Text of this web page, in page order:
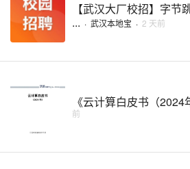
【武汉大厂校招】字
... · 武汉本地宝 · 2 天前
《云计算白皮书（2024
前